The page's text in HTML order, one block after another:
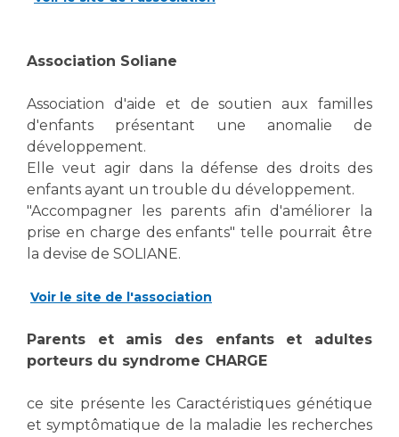
Association Soliane
Association d'aide et de soutien aux familles
d'enfants présentant une anomalie de
développement.
Elle veut agir dans la défense des droits des
enfants ayant un trouble du développement.
"Accompagner les parents afin d'améliorer la
prise en charge des enfants" telle pourrait être
la devise de SOLIANE.
Voir le site de l'association
Parents et amis des enfants et adultes
porteurs du syndrome CHARGE
ce site présente les Caractéristiques génétique
et symptômatique de la maladie les recherches